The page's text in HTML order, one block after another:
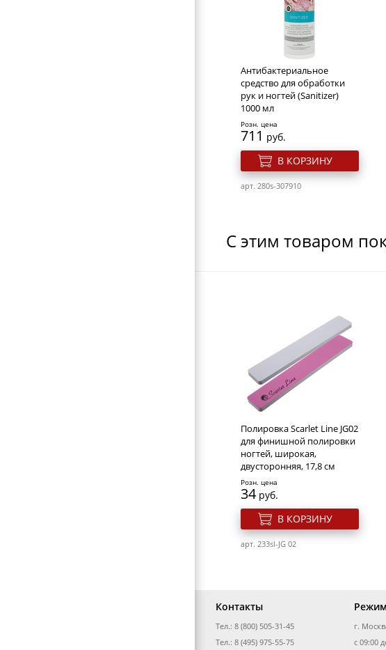
Антибактериальное
средство для обработки
рук и ногтей (Sanitizer)
1000 мл
Розн. цена
711 руб.
В КОРЗИНУ
арт. 280s-307910
Жидкость для снятия
биогеля, геля и
искуственных ногтей 1000
мл Severina
Розн. цена
492
В КОРЗИНУ
арт. 280s-686843
Severina Жидкость для
снятия биогеля, геля и
С этим товаром
Полировка Scarlet Line JG02
для финишной полировки
ногтей, широкая,
двусторонняя, 17,8 см
Розн. цена
34 руб.
В КОРЗИНУ
арт. 233sl-JG 02
Контакты
Тел.: 8 (800) 505-31-45
Тел.: 8 (495) 975-55-75
г.
с 09:00